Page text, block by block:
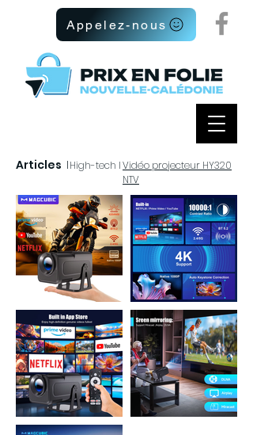
Appelez-nous
Articles IHigh-tech IVidéo projecteur HY320
NTV